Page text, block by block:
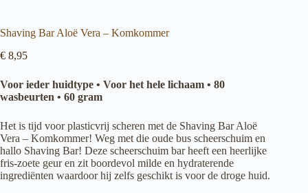
Shaving Bar Aloë Vera – Komkommer
€ 8,95
Voor ieder huidtype • Voor het hele lichaam • 80
wasbeurten • 60 gram
Het is tijd voor plasticvrij scheren met de Shaving Bar Aloë
Vera – Komkommer! Weg met die oude bus scheerschuim en
hallo Shaving Bar! Deze scheerschuim bar heeft een heerlijke
fris-zoete geur en zit boordevol milde en hydraterende
ingrediënten waardoor hij zelfs geschikt is voor de droge huid.